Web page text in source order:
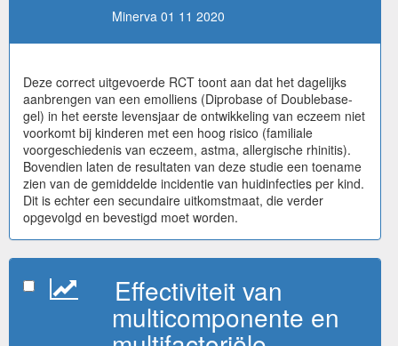
Minerva 01 11 2020
Deze correct uitgevoerde RCT toont aan dat het dagelijks
aanbrengen van een emolliens (Diprobase of Doublebase-
gel) in het eerste levensjaar de ontwikkeling van eczeem niet
voorkomt bij kinderen met een hoog risico (familiale
voorgeschiedenis van eczeem, astma, allergische rhinitis).
Bovendien laten de resultaten van deze studie een toename
zien van de gemiddelde incidentie van huidinfecties per kind.
Dit is echter een secundaire uitkomstmaat, die verder
opgevolgd en bevestigd moet worden.
Effectiviteit van
multicomponente en